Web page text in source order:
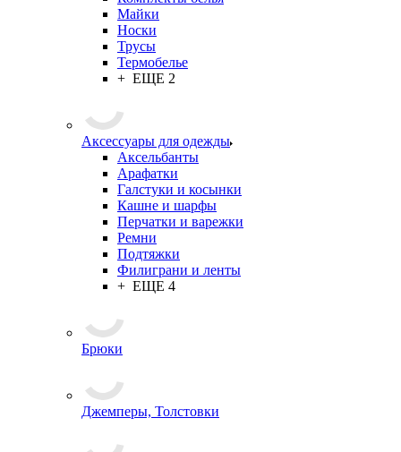
Майки
Носки
Трусы
Термобелье
+ ЕЩЕ 2
Аксессуары для одежды
Аксельбанты
Арафатки
Галстуки и косынки
Кашне и шарфы
Перчатки и варежки
Ремни
Подтяжки
Филиграни и ленты
+ ЕЩЕ 4
Джемперы, Толстовки